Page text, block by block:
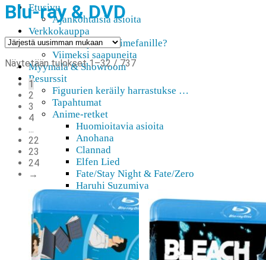
Etusivu
Ajankohtaisia asioita
Verkkokauppa
Mitä lahjaksi animefanille?
Viimeksi saapuneita
Myymälä & Showroom
Resurssit
Figuurien keräily harrastukse …
Tapahtumat
Anime-retket
Huomioitavia asioita
Anohana
Clannad
Elfen Lied
Fate/Stay Night & Fate/Zero
Haruhi Suzumiya
Higurashi
Kimi no Na Wa
Miss Kobayashi’s Dragon Maid
Oreimo
Sanasto
MMD
Blu-ray & DVD
Näytetään tulokset 1–32 / 737Sorted
1
2
3
4
22
23
24
→